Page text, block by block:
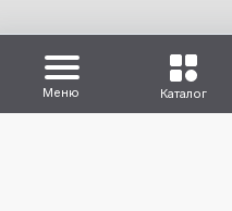
Меню Каталог